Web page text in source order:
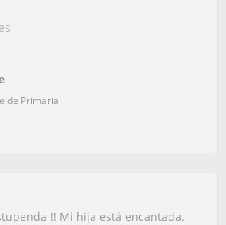
de Primaria
!! Mi hija está encantada.